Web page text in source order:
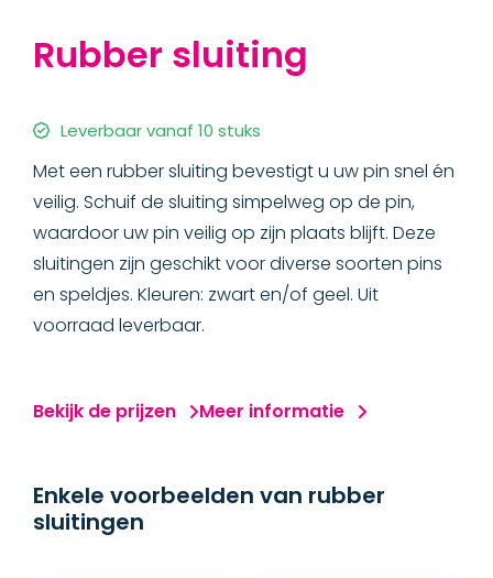
Rubber sluiting
Leverbaar vanaf 10 stuks
Met een rubber sluiting bevestigt u uw pin snel én
veilig. Schuif de sluiting simpelweg op de pin,
waardoor uw pin veilig op zijn plaats blijft. Deze
sluitingen zijn geschikt voor diverse soorten pins
en speldjes. Kleuren: zwart en/of geel. Uit
voorraad leverbaar.
Bekijk de prijzen Meer informatie
Enkele voorbeelden van rubber
sluitingen
MERCHANDISE
BADGES & LABELS